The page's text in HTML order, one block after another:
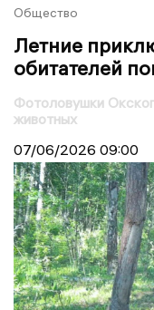
Общество
Летние
обитателей
Фотоловушки
животных
07/06/2026 09:00